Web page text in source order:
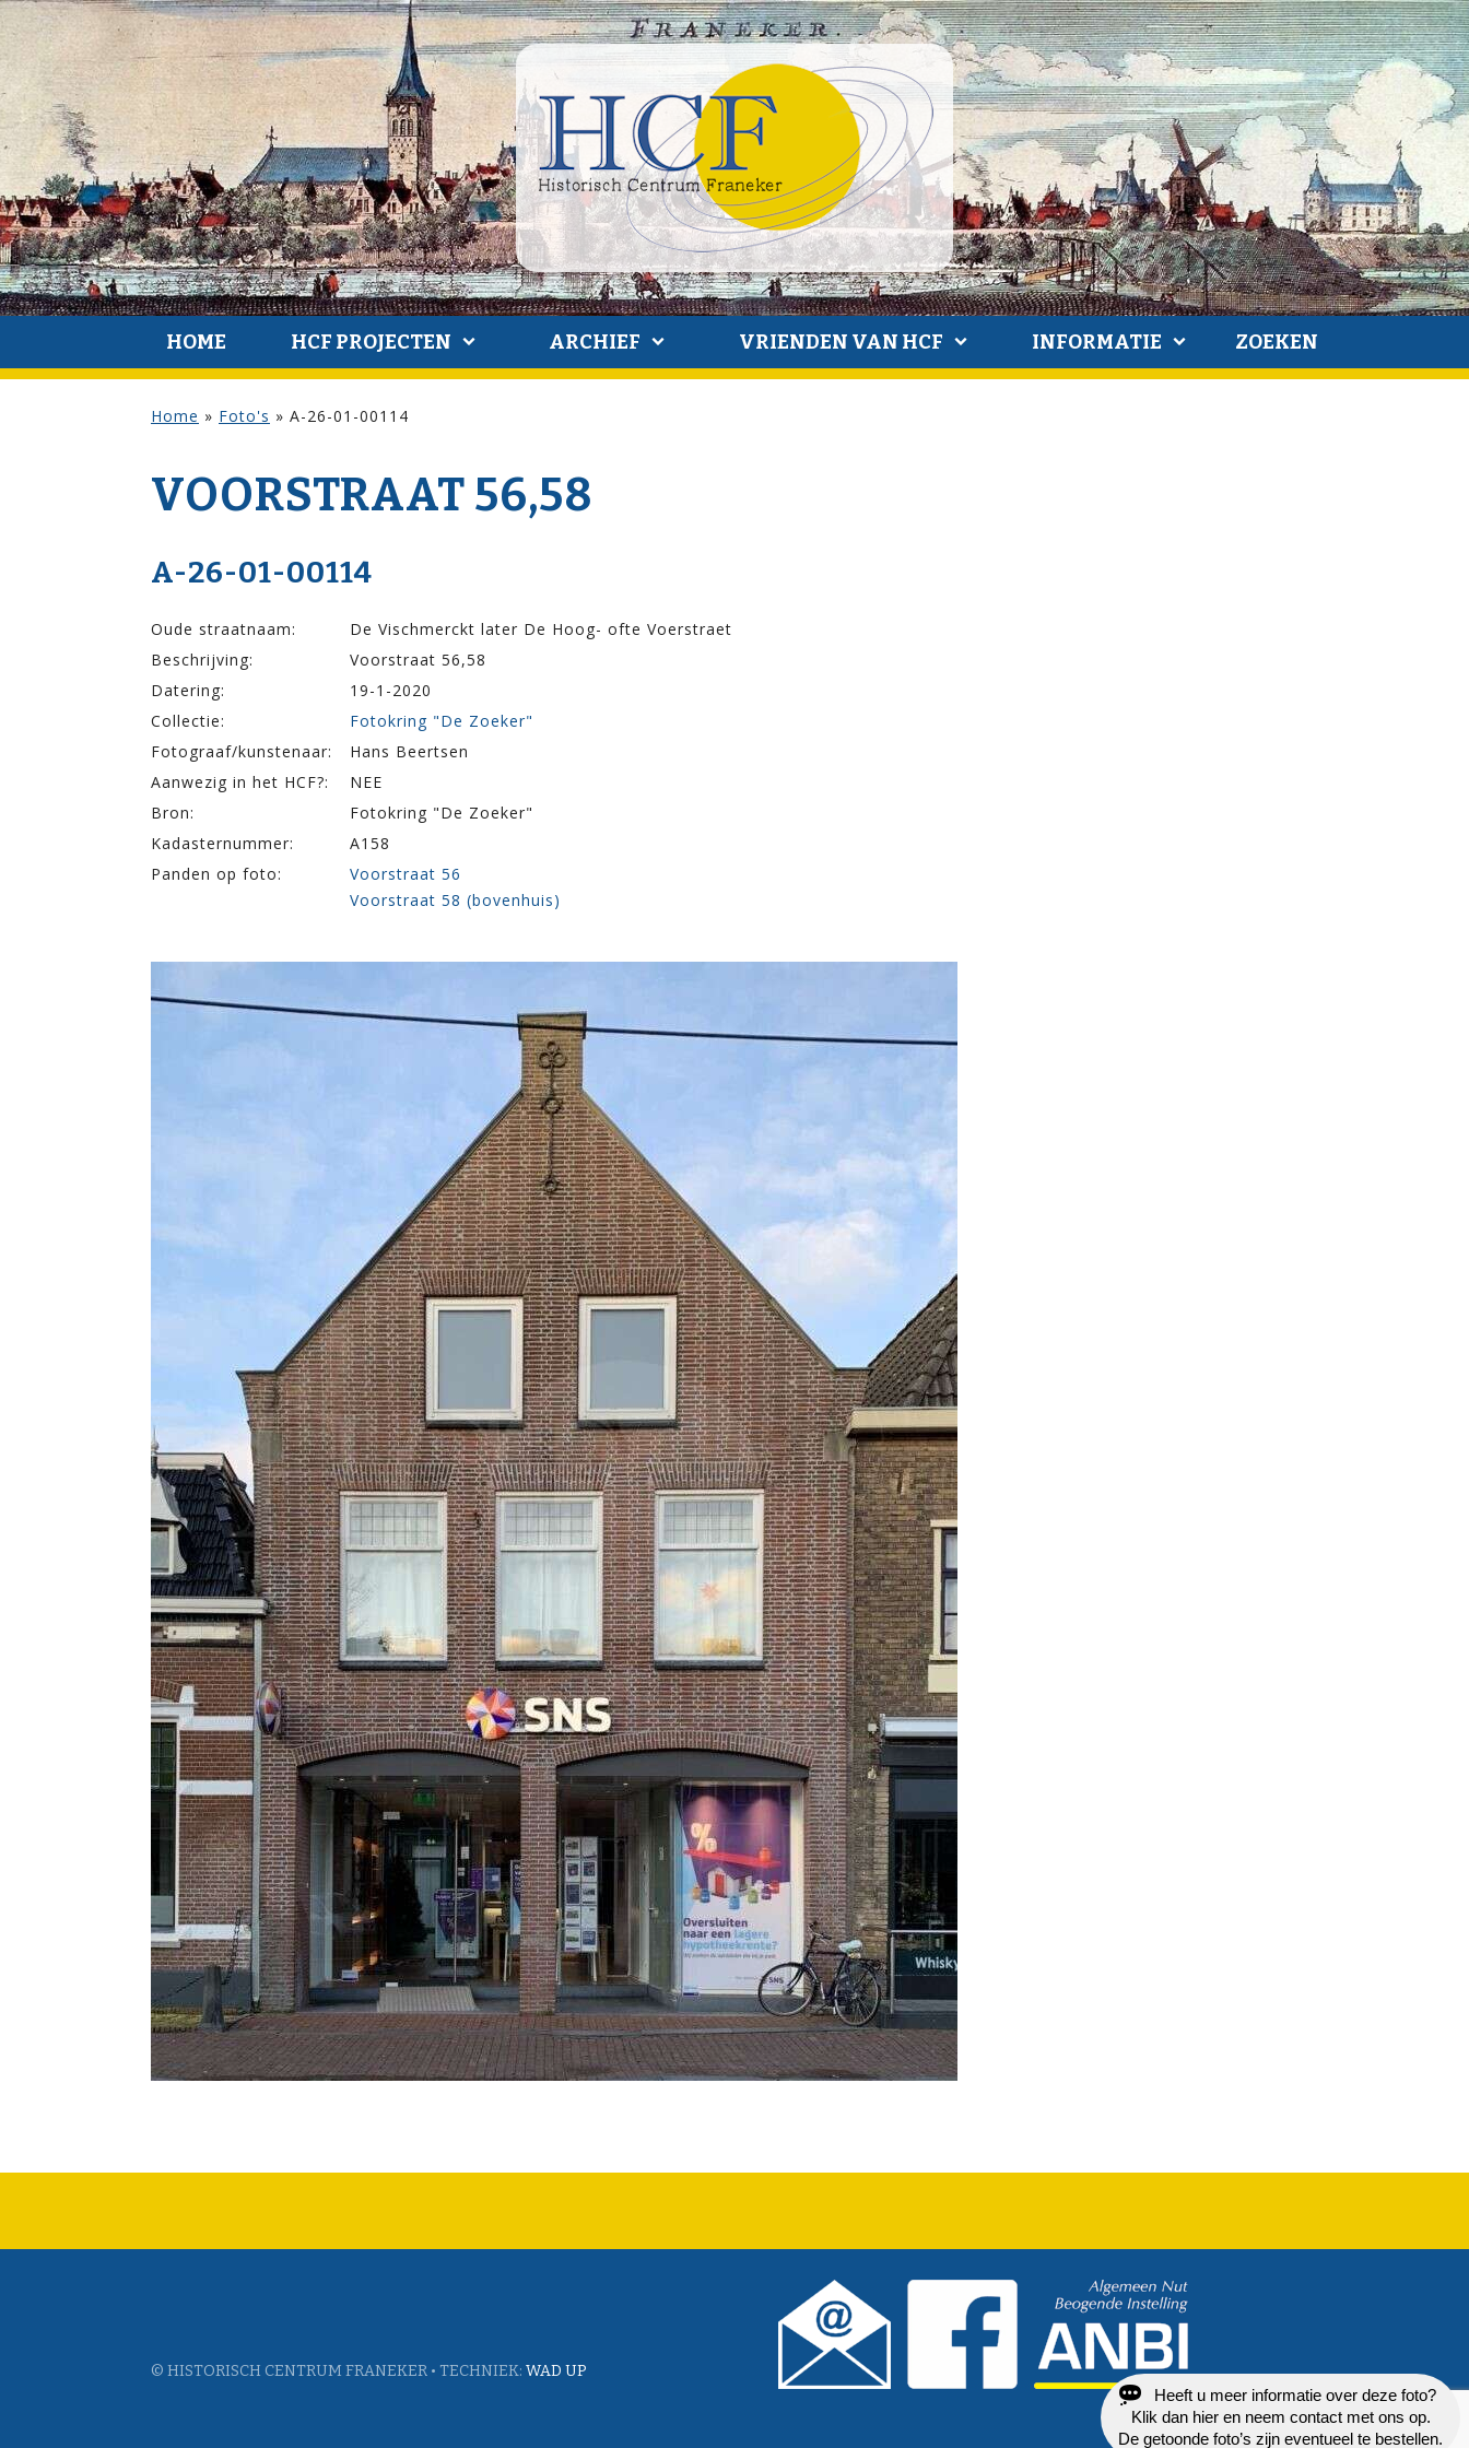
HOME HCF PROJECTEN ARCHIEF VRIENDEN VAN HCF INFORMATIE ZOEKEN
Home » Foto's » A-26-01-00114
VOOR­STRAAT 56,58
A-26-01-00114
Oude straatnaam:
De Vischmerckt later De Hoog- ofte Voerstraet
Beschrijving:
Voorstraat 56,58
Datering:
19-1-2020
Collectie:
Fotokring "De Zoeker"
Fotograaf/kunstenaar:
Hans Beertsen
Aanwezig in het HCF?:
NEE
Bron:
Fotokring "De Zoeker"
Kadasternummer:
A158
Panden op foto:
Voorstraat 56
Voorstraat 58 (bovenhuis)
© HISTORISCH CENTRUM FRANEKER • TECHNIEK: WAD UP
Heeft u meer informatie over deze foto?
Klik dan hier en neem contact met ons op.
De getoonde foto’s zijn eventueel te bestellen.